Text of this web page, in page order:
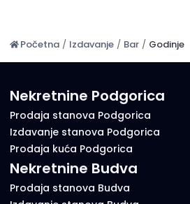
Početna / Izdavanje / Bar / Godinje
Nekretnine Podgorica
Prodaja stanova Podgorica
Izdavanje stanova Podgorica
Prodaja kuća Podgorica
Nekretnine Budva
Prodaja stanova Budva